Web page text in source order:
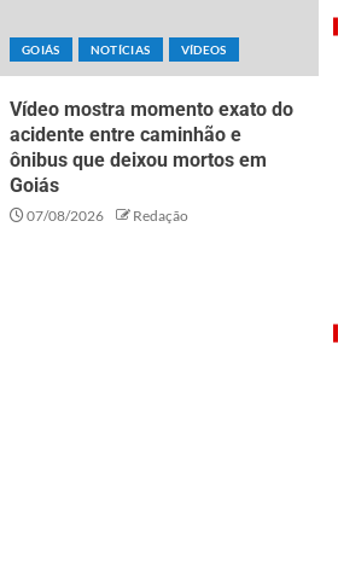
GOIÁS NOTÍCIAS VÍDEOS
Vídeo mostra momento exato do
acidente entre caminhão e
ônibus que deixou mortos em
Goiás
07/08/2026 Redação